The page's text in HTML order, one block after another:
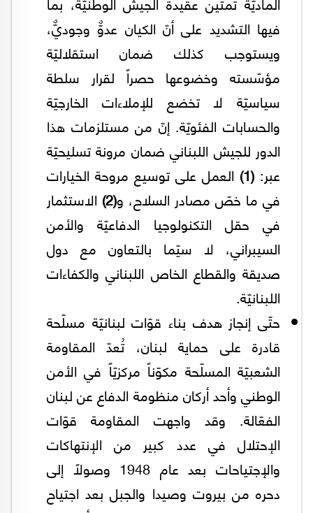
فيها التشديد على أنّ الكيان عدوٌّ وجوديٌّ،
ويستوجب كذلك ضمان استقلاليّة
مؤسّسته وخضوعها حصراً لقرار سلطة
سياسيّة لا تخضع للإملاءات الخارجيّة
والحسابات الفئويّة. إنّ من مستلزمات هذا
الدور للجيش اللبناني ضمان مرونة تسليحيّة
عبر: (1)
العمل على توسيع مروحة الخيارات
في ما خصّ مصادر السلاح، و(2)
الاستثمار
في حقل التكنولوجيا الدفاعيّة والأمن
السيبراني، لا سيّما بالتعاون مع دول
صديقة والقطاع الخاص اللبناني والكفاءات
اللبنانيّة.
حتّى إنجاز هدف بناء قوّات لبنانيّة مسلّحة
قادرة على حماية لبنان، تُعدّ المقاومة
الشعبيّة المسلّحة مكوّناً مركزيّاً في الأمن
الوطني وأحد أركان منظومة الدفاع عن لبنان
الفعّالة. وقد واجهت المقاومة قوّات
الإحتلال في عدد كبير من الإنتهاكات
والإجتياحات بعد عام 1948 وصولاً إلى
دحره من بيروت وصيدا والجبل بعد اجتياح